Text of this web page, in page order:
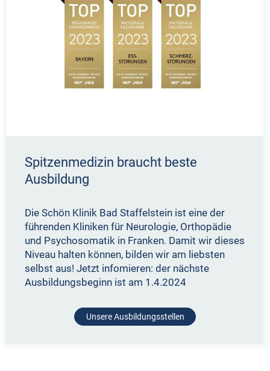
Spitzenmedizin braucht beste
Ausbildung
Die Schön Klinik Bad Staffelstein ist eine der
führenden Kliniken für Neurologie, Orthopädie
und Psychosomatik in Franken. Damit wir dieses
Niveau halten können, bilden wir am liebsten
selbst aus! Jetzt infomieren: der nächste
Ausbildungsbeginn ist am 1.4.2024
Unsere Ausbildungsstellen